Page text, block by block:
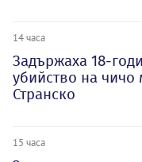
14 часа
Задържаха 18-
убийство на чичо
Странско
15 часа